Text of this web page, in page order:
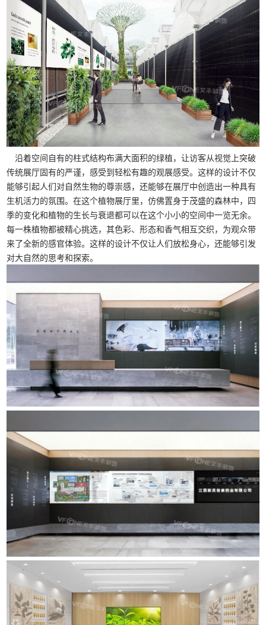
沿着空间自有的柱式结构布满大面积的绿植，让访客从视觉上突破
传统展厅固有的严谨，感受到轻松有趣的观展感受。这样的设计不仅
能够引起人们对自然生物的尊崇感，还能够在展厅中创造出一种具有
生机活力的氛围。在这个植物展厅里，仿佛置身于茂盛的森林中，四
季的变化和植物的生长与衰退都可以在这个小小的空间中一览无余。
每一株植物都被精心挑选，其色彩、形态和香气相互交织，为观众带
来了全新的感官体验。这样的设计不仅让人们放松身心，还能够引发
对大自然的思考和探索。